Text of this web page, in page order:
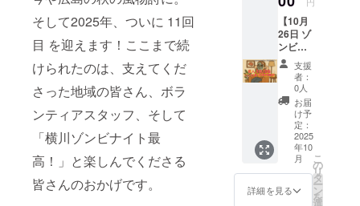
そして2025年、ついに 11回
目 を迎えます！ここまで続
けられたのは、支えてくだ
さった地域の皆さん、ボラ
ンティアスタッフ、そして
「横川ゾンビナイト最
高！」と楽しんでくださる
皆さんのおかげです。
塾浜崎
アカデ
ミーが
「ゾン
ビ休憩
所」に
なりま
す。 ゾ
ンビに
疲れた
身も心
も休め
るため
に塾ら
しくな
【10月
26日 ゾ
ンビ休
憩所利
用権
（個
人）】
横川本
通り商
店街に
ある、
学びの
本質を
伝える
「答え
支援
者：
0人
お届
け予
定：
2025
年10
月
詳細を見る
こ
の
リ
タ
ー
ン
を
選